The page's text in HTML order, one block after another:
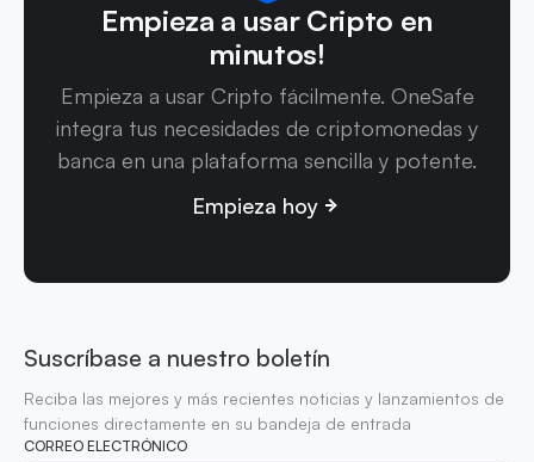
Empieza a usar Cripto en
minutos!
Empieza a usar Cripto fácilmente. OneSafe
integra tus necesidades de criptomonedas y
banca en una plataforma sencilla y potente.
Empieza hoy
Suscríbase a nuestro boletín
Reciba las mejores y más recientes noticias y lanzamientos de
funciones directamente en su bandeja de entrada
CORREO ELECTRÓNICO